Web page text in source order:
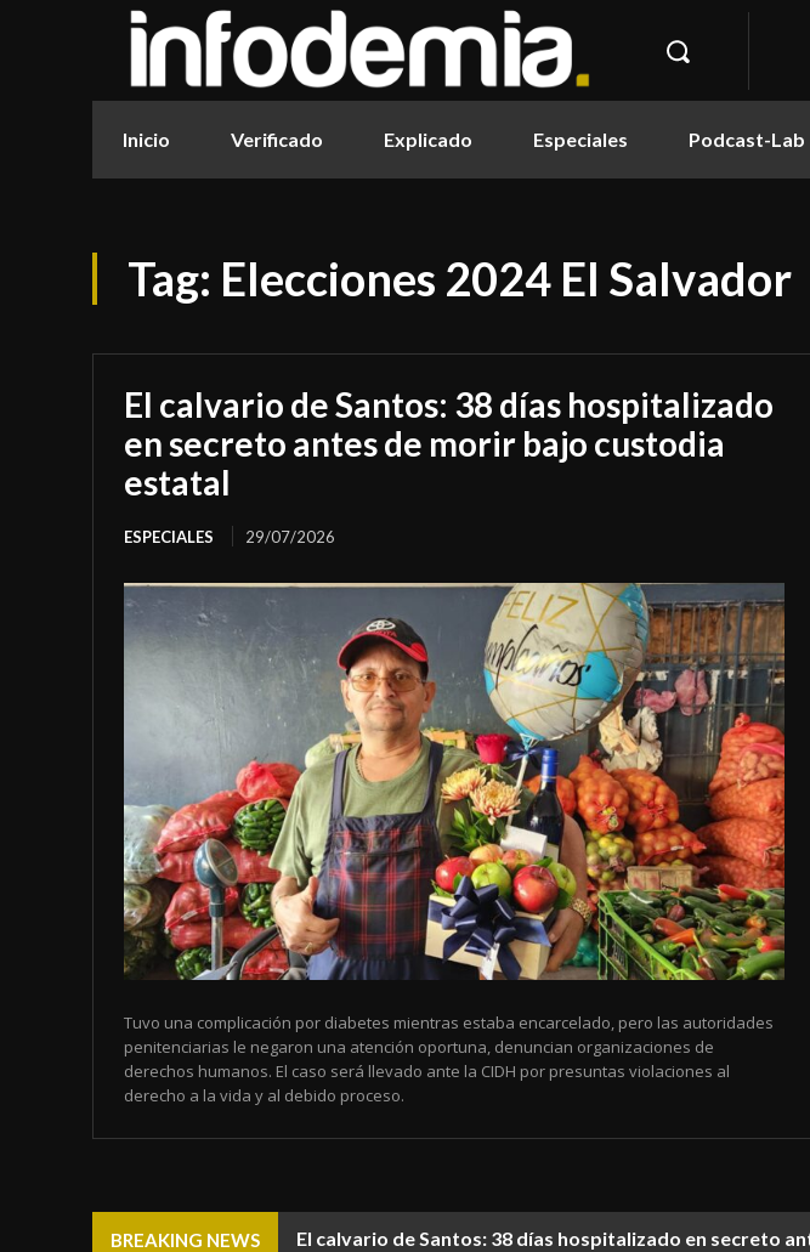
Inicio Verificado Explicado Especiales Podcast-Lab
Tag: Elecciones 2024 El Salvador
El calvario de Santos: 38 días hospitalizado
en secreto antes de morir bajo custodia
estatal
ESPECIALES 29/07/2026
Tuvo una complicación por diabetes mientras estaba encarcelado, pero las autoridades
penitenciarias le negaron una atención oportuna, denuncian organizaciones de
derechos humanos. El caso será llevado ante la CIDH por presuntas violaciones al
derecho a la vida y al debido proceso.
BREAKING NEWS El calvario de Santos: 38 días hospitalizado en secreto